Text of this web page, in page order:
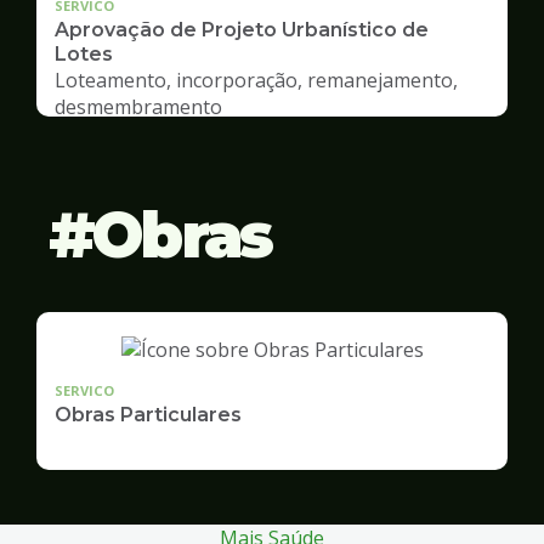
SERVICO
Aprovação de Projeto Urbanístico de
Lotes
Loteamento, incorporação, remanejamento,
desmembramento
Obras
SERVICO
Obras Particulares
Mais Saúde